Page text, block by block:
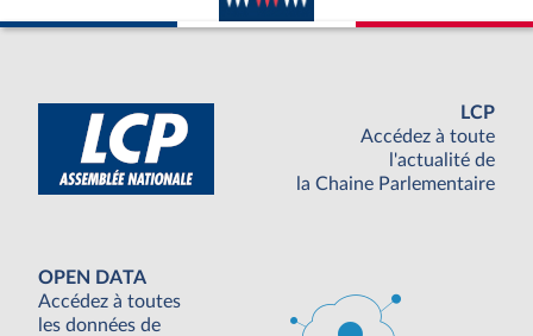
LCP
Accédez à toute
l'actualité de
la Chaine Parlementaire
OPEN DATA
Accédez à toutes
les données de